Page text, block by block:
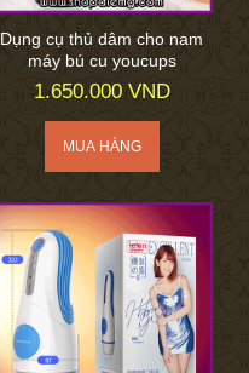
Dụng cụ thủ dâm cho nam
máy bú cu youcups
1.650.000 VND